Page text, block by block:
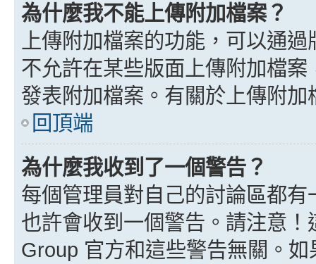
為什麼我不能上傳附加檔案？
上傳附加檔案的功能，可以通
不允許在某些版面上傳附加檔
發表附加檔案。有關於上傳附
回頂端
為什麼我收到了一個警告？
每個管理員對自己的討論區都
也許會收到一個警告。請注意
Group 官方和這些警告無關。